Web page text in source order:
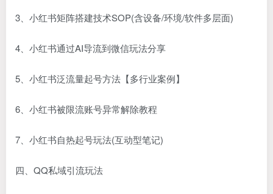
3、小红书矩阵搭建技术SOP(含设备/环境/软件多层面)
4、小红书通过AI导流到微信玩法分享
5、小红书泛流量起号方法【多行业案例】
6、小红书被限流账号异常解除教程
7、小红书自热起号玩法(互动型笔记)
四、QQ私域引流玩法